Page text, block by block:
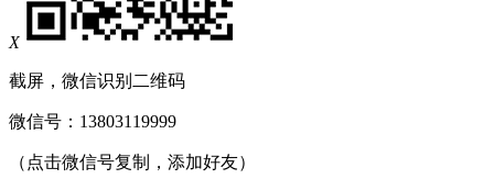
X
截屏，微信识别二维码
微信号： 13803119999
（点击微信号复制，添加好友）